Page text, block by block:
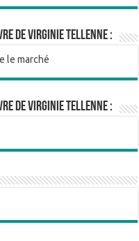
de Virginie Tellenne :
de Virginie Tellenne :